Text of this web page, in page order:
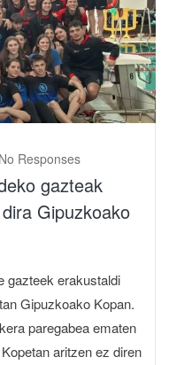
No Responses
gazteak
Gipuzkoako
gazteek erakustaldi
Gipuzkoako Kopan.
paregabea ematen
aritzen ez diren